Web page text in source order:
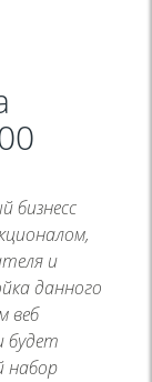
бизнесс
и
данного
веб
будет
набор